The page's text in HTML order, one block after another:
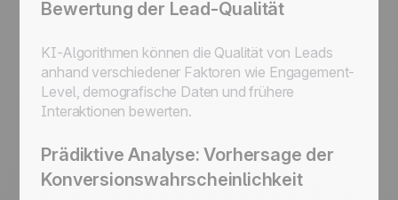
Bewertung der Lead-Qualität
KI-Algorithmen können die Qualität von Leads
anhand verschiedener Faktoren wie Engagement-
Level, demografische Daten und frühere
Interaktionen bewerten.
Prädiktive Analyse: Vorhersage der
Konversionswahrscheinlichkeit